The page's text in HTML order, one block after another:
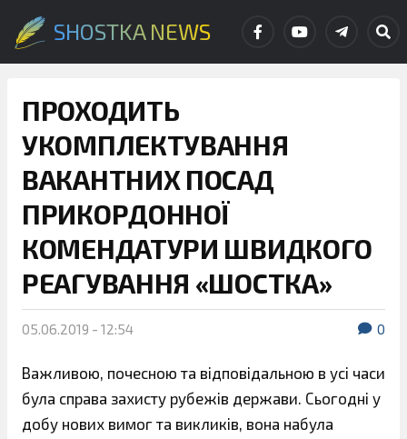
SHOSTKA NEWS
ПРОХОДИТЬ
УКОМПЛЕКТУВАННЯ
ВАКАНТНИХ ПОСАД
ПРИКОРДОННОЇ
КОМЕНДАТУРИ ШВИДКОГО
РЕАГУВАННЯ «ШОСТКА»
05.06.2019 - 12:54 0
Важливою, почесною та відповідальною в усі часи
була справа захисту рубежів держави. Сьогодні у
добу нових вимог та викликів, вона набула